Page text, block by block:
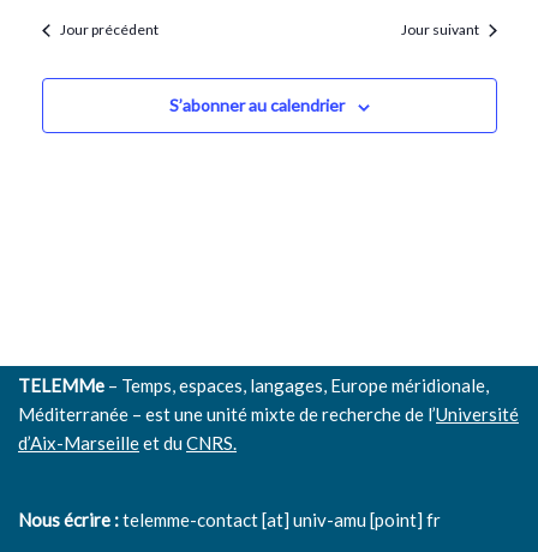
de
vues
date.Jour précédent Jour suivant
S’abonner au calendrier
TELEMMe – Temps, espaces, langages, Europe méridionale,
Méditerranée – est une unité mixte de recherche de l’Université
d’Aix-Marseilleet duCNRS.
Nous écrire :telemme-contact [at] univ-amu [point] fr